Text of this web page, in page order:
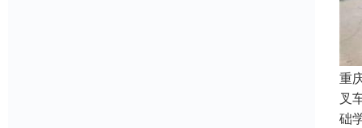
重
叉
础